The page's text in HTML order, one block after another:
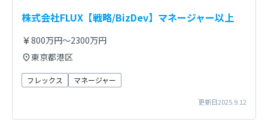
株式会社FLUX【戦略/BizDev】マネージャー以上
800万円～2300万円
東京都港区
フレックス マネージャー
更新日2025.9.12